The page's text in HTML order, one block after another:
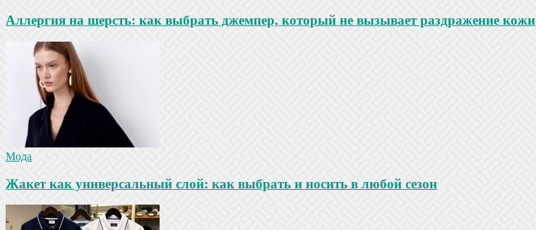
Аллергия на шерсть: как выбрать джемпер, который не вызывает раздражение кожи
Мода
Жакет как универсальный слой: как выбрать и носить в любой сезон